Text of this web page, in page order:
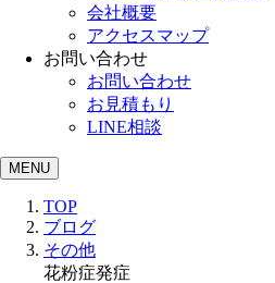
会社概要
アクセスマップ
お問い合わせ
お問い合わせ
お見積もり
LINE相談
MENU
TOP
ブログ
その他
花粉症発症